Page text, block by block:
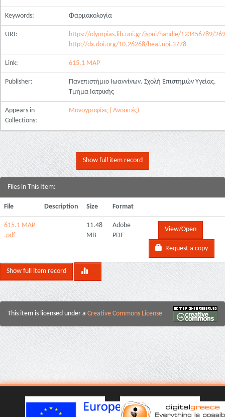
Keywords: Φαρμακολογία
URI:
https://olympias.lib.uoi.gr/jspui/handle/123456789/
http://dx.doi.org/10.26268/heal.uoi.3778
Link: 615.1 ΜΑΡ
Publisher:
Πανεπιστήμιο Ιωαννίνων. Σχολή Επιστημών Υγείας.
Τμήμα Ιατρικής
Appears in
Collections:
Μονογραφίες ( Ανοικτές)
Show full item record
Files in This Item:
File Description Size Format
615.1 ΜΑΡ
.pdf
11.48
MB
Adobe
PDF
View/Open
Request a copy
Show full item record
This item is licensed under a Creative Commons License